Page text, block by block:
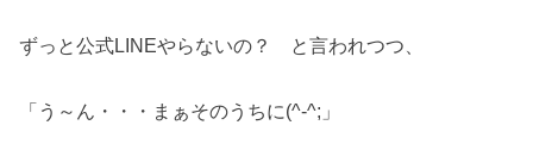
ずっと公式LINEやらないの？ と言われつつ、
「う～ん・・・まぁそのうちに(^-^;」